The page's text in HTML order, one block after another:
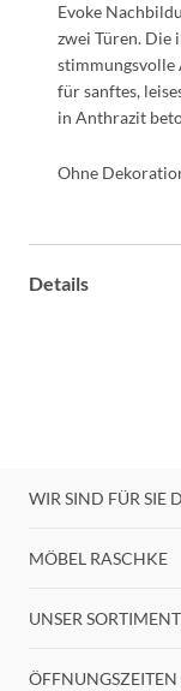
Evoke
zwei Türen. Die
stimmungsvolle
für sanftes,
in Anthrazit
Ohne
Details
WIR SIND FÜR SIE
MÖBEL RASCHKE
UNSER SORTIMENT
ÖFFNUNGSZEITEN